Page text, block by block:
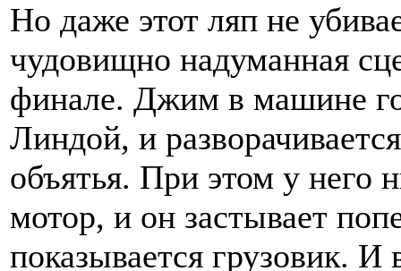
Но даже этот ляп не
чудовищно надуманная
финале. Джим в машине
Линдой, и
объятья. При этом у него
мотор, и он застывает
показывается грузовик. И